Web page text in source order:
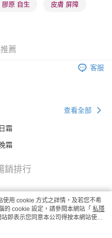
膠原 自生 皮膚 屏障
薦
客服
查看全部
日霜
晚霜
銷排行
用 cookie 方式之詳情，及若您不希
的 cookie 設定，請參閱本網站「 私隱
即表示您同意本公司得按本網站使用